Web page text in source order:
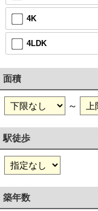
4K
4LDK
面積
～
駅徒歩
築年数